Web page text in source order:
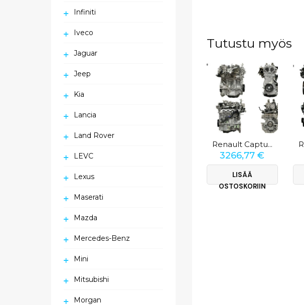
Tutustu myös
Renault Captur 1.3 TCe
3266,77€
LISÄÄ
OSTOSKORIIN
Infiniti
Iveco
Jaguar
Jeep
Kia
Lancia
Land Rover
LEVC
Lexus
Maserati
Mazda
Mercedes-Benz
Mini
Mitsubishi
Morgan